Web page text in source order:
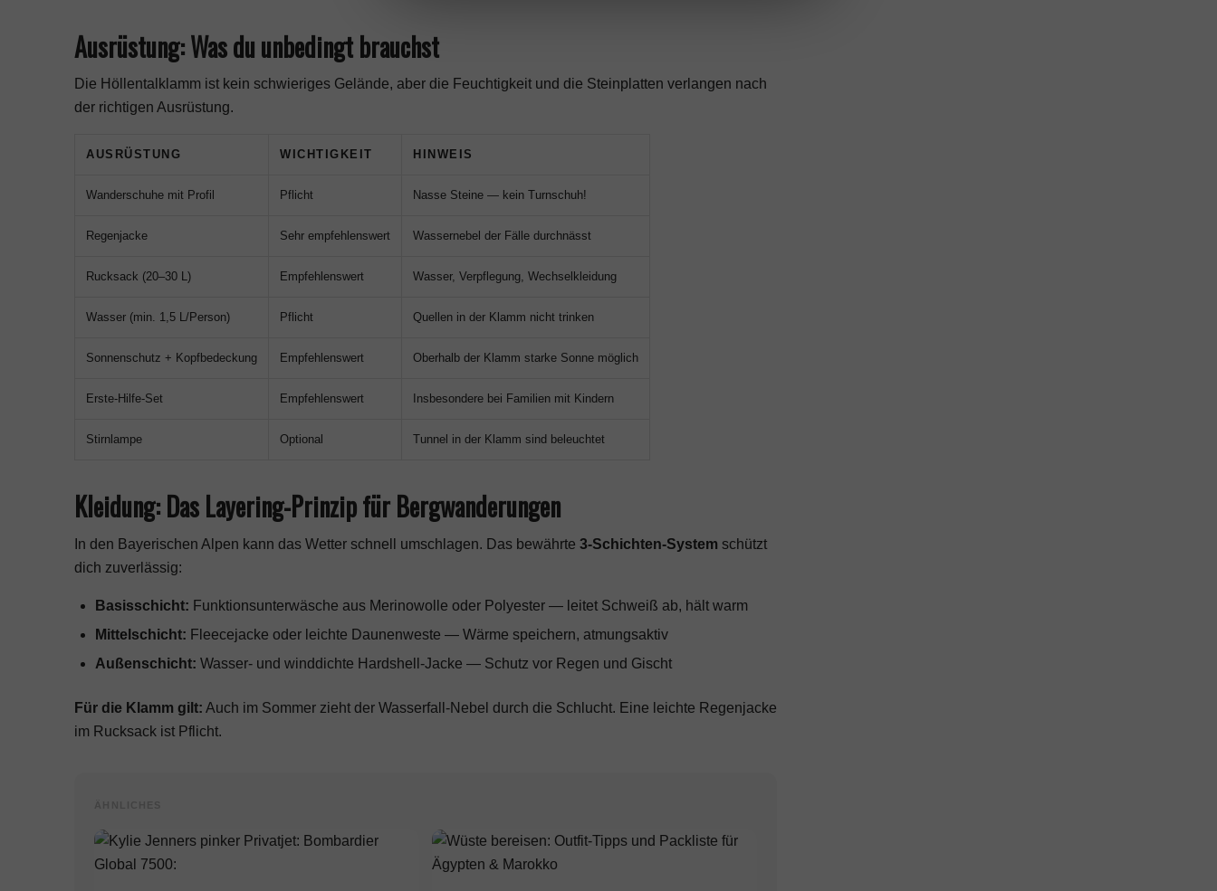
Ausrüstung: Was du unbedingt brauchst
Die Höllentalklamm ist kein schwieriges Gelände, aber die Feuchtigkeit und die Steinplatten verlangen nach
der richtigen Ausrüstung.
AUSRÜSTUNG WICHTIGKEIT HINWEIS
Wanderschuhe mit Profil Pflicht Nasse Steine — kein Turnschuh!
Regenjacke Sehr empfehlenswert Wassernebel der Fälle durchnässt
Rucksack (20–30 L) Empfehlenswert Wasser, Verpflegung, Wechselkleidung
Wasser (min. 1,5 L/Person) Pflicht Quellen in der Klamm nicht trinken
Sonnenschutz + Kopfbedeckung Empfehlenswert Oberhalb der Klamm starke Sonne möglich
Erste-Hilfe-Set Empfehlenswert Insbesondere bei Familien mit Kindern
Stirnlampe Optional Tunnel in der Klamm sind beleuchtet
Kleidung: Das Layering-Prinzip für Bergwanderungen
In den Bayerischen Alpen kann das Wetter schnell umschlagen. Das bewährte 3-Schichten-System schützt
dich zuverlässig:
Basisschicht: Funktionsunterwäsche aus Merinowolle oder Polyester — leitet Schweiß ab, hält warm
Mittelschicht: Fleecejacke oder leichte Daunenweste — Wärme speichern, atmungsaktiv
Außenschicht: Wasser- und winddichte Hardshell-Jacke — Schutz vor Regen und Gischt
Für die Klamm gilt: Auch im Sommer zieht der Wasserfall-Nebel durch die Schlucht. Eine leichte Regenjacke
im Rucksack ist Pflicht.